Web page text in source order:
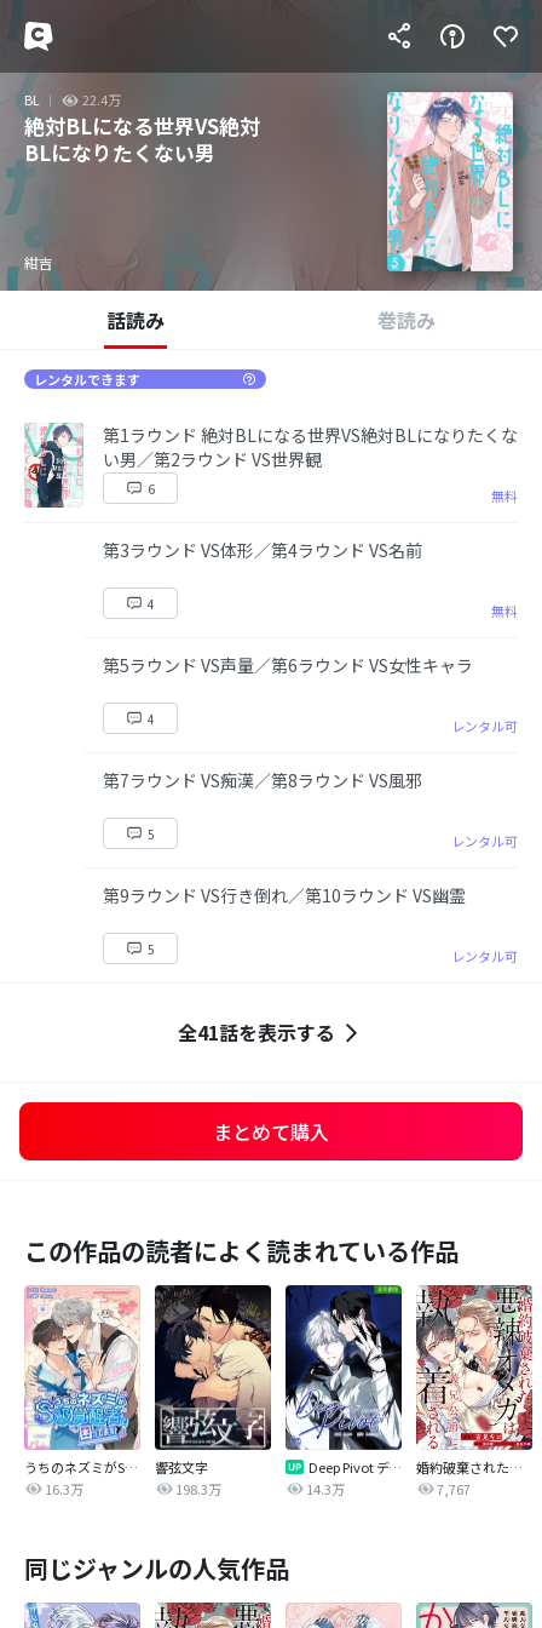
BL 22.4万
絶対BLになる世界VS絶対
BLになりたくない男
紺吉
話読み 巻読み
レンタルできます
第1ラウンド 絶対BLになる世界VS絶対BLになりたくな
い男／第2ラウンド VS世界観
6 無料
第3ラウンド VS体形／第4ラウンド VS名前
4 無料
第5ラウンド VS声量／第6ラウンド VS女性キャラ
4 レンタル可
第7ラウンド VS痴漢／第8ラウンド VS風邪
5 レンタル可
第9ラウンド VS行き倒れ／第10ラウンド VS幽霊
5 レンタル可
全41話を表示する
まとめて購入
この作品の読者によく読まれている作品
うちのネズミがS級覚醒者で困ってます
16.3万
響弦文字
198.3万
Deep Pivot ディープピボット【全年齢版】
14.3万
婚約破棄された悪辣オメガは義兄公爵に執着される 【連載版】
7,767
同じジャンルの人気作品